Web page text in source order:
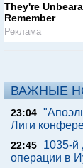
They're
Remember
Реклама
ВАЖНЫЕ
23:04
Лиги
22:45
1035-й
операции в